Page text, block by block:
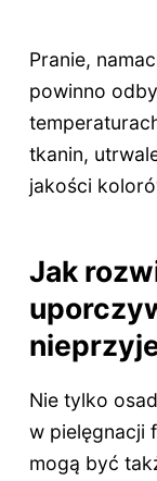
Pranie,
powinno
tkanin,
jakości
Jak
Nie tylko
w pielęgnacji
mogą być